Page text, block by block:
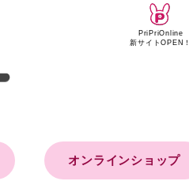
PriPriOnline
新サイトOPEN！
オンラインショップ